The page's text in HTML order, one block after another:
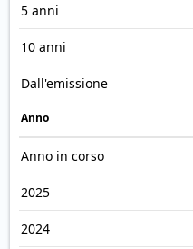
5 anni
10 anni
Dall'emissione
Anno
Anno in corso
2025
2024